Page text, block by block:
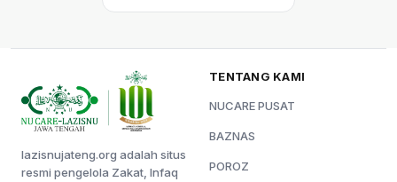
lazisnujateng.org adalah situs
resmi pengelola Zakat, Infaq
TENTANG KAMI
NUCARE PUSAT
BAZNAS
POROZ